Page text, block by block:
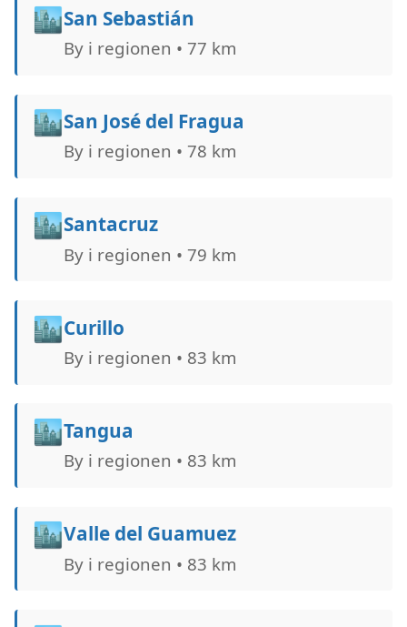
🏙️San Sebastián
By i regionen • 77 km
🏙️San José del Fragua
By i regionen • 78 km
🏙️Santacruz
By i regionen • 79 km
🏙️Curillo
By i regionen • 83 km
🏙️Tangua
By i regionen • 83 km
🏙️Valle del Guamuez
By i regionen • 83 km